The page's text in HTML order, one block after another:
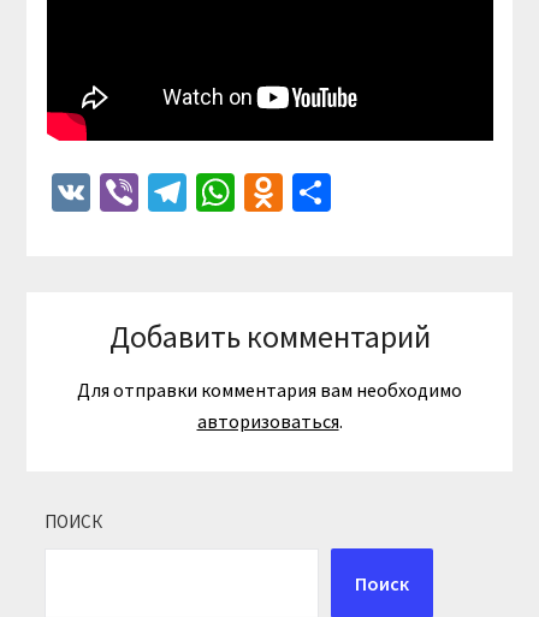
VKViberTelegram
WhatsApp
Odnoklassniki
Отправить
Добавить комментарий
Для отправки комментария вам необходимо
авторизоваться.
ПОИСК
Поиск